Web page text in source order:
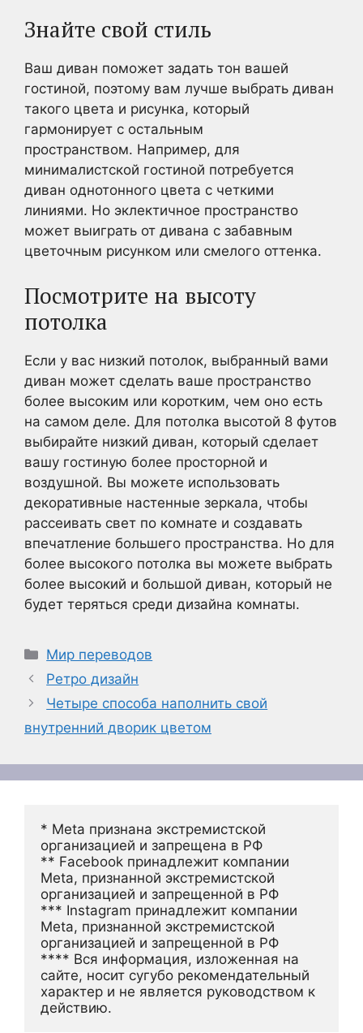
Знайте свой стиль
Ваш диван поможет задать тон вашей
гостиной, поэтому вам лучше выбрать диван
такого цвета и рисунка, который
гармонирует с остальным
пространством. Например, для
минималистской гостиной потребуется
диван однотонного цвета с четкими
линиями. Но эклектичное пространство
может выиграть от дивана с забавным
цветочным рисунком или смелого оттенка.
Посмотрите на высоту
потолка
Если у вас низкий потолок, выбранный вами
диван может сделать ваше пространство
более высоким или коротким, чем оно есть
на самом деле. Для потолка высотой 8 футов
выбирайте низкий диван, который сделает
вашу гостиную более просторной и
воздушной. Вы можете использовать
декоративные настенные зеркала, чтобы
рассеивать свет по комнате и создавать
впечатление большего пространства. Но для
более высокого потолка вы можете выбрать
более высокий и большой диван, который не
будет теряться среди дизайна комнаты.
Рубрики
Мир переводов
Ретро дизайн
Четыре способа наполнить свой
внутренний дворик цветом
* Meta признана экстремистской
организацией и запрещена в РФ
** Facebook принадлежит компании
Meta, признанной экстремистской
организацией и запрещенной в РФ
*** Instagram принадлежит компании
Meta, признанной экстремистской
организацией и запрещенной в РФ
**** Вся информация, изложенная на
сайте, носит сугубо рекомендательный
характер и не является руководством к
действию.